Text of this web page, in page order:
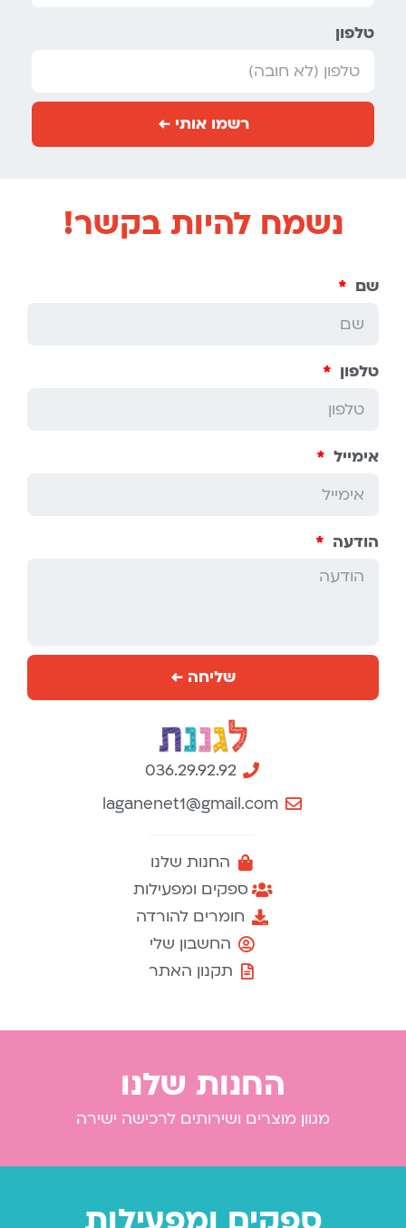
טלפון
רשמו אותי ←
נשמח להיות בקשר!
036.29.92.92
laganenet1@gmail.com
החנות שלנו
ספקים ומפעילות
חומרים להורדה
החשבון שלי
תקנון האתר
שם
טלפון
אימייל
הודעה
שליחה ←
החנות שלנו
מגוון מוצרים ושירותים לרכישה ישירה